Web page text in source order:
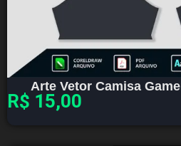
Arte Vetor Camisa
R$ 15,00